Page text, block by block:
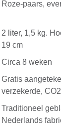
Roze-paars,
2 liter, 1,5 kg.
19 cm
Circa 8 weken
Gratis
verzekerde,
Traditioneel
Nederlands